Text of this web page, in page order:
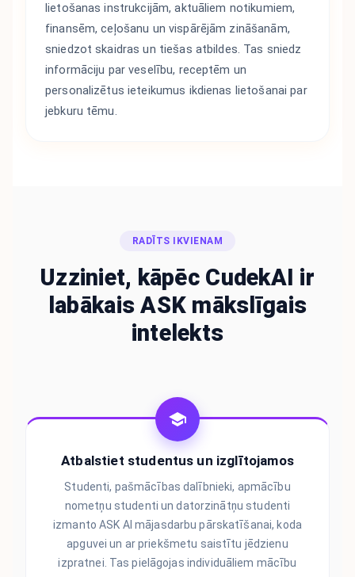
lietošanas instrukcijām, aktuāliem notikumiem,
finansēm, ceļošanu un vispārējām zināšanām,
sniedzot skaidras un tiešas atbildes. Tas sniedz
informāciju par veselību, receptēm un
personalizētus ieteikumus ikdienas lietošanai par
jebkuru tēmu.
RADĪTS IKVIENAM
Uzziniet, kāpēc CudekAI ir
labākais ASK mākslīgais
intelekts
Atbalstiet studentus un izglītojamos
Studenti, pašmācības dalībnieki, apmācību
nometņu studenti un datorzinātņu studenti
izmanto ASK AI mājasdarbu pārskatīšanai, koda
apguvei un ar priekšmetu saistītu jēdzienu
izpratnei. Tas pielāgojas individuāliem mācību